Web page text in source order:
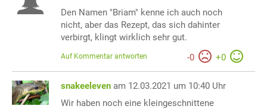
Den Namen "Briam" kenne ich auch noch
nicht, aber das Rezept, das sich dahinter
verbirgt, klingt wirklich sehr gut.
-0 +0
Auf Kommentar antworten
snakeeleven am 12.03.2021 um 10:40 Uhr
Wir haben noch eine kleingeschnittene